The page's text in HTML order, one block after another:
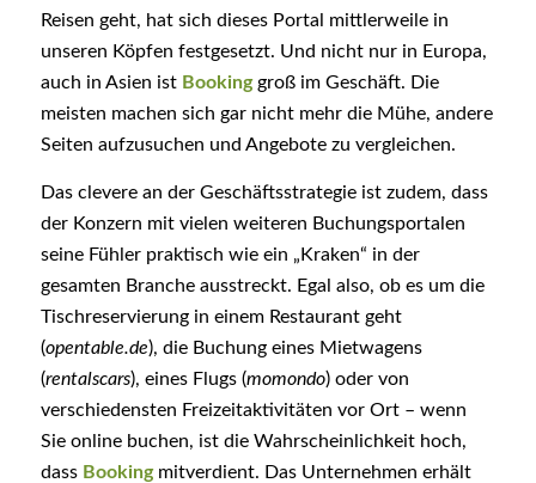
Reisen geht, hat sich dieses Portal mittlerweile in
unseren Köpfen festgesetzt. Und nicht nur in Europa,
auch in Asien ist Bookinggroß im Geschäft. Die
meisten machen sich gar nicht mehr die Mühe, andere
Seiten aufzusuchen und Angebote zu vergleichen.
Das clevere an der Geschäftsstrategie ist zudem, dass
der Konzern mit vielen weiteren Buchungsportalen
seine Fühler praktisch wie ein „Kraken“ in der
gesamten Branche ausstreckt. Egal also, ob es um die
Tischreservierung in einem Restaurant geht
(opentable.de), die Buchung eines Mietwagens
(rentalscars), eines Flugs (momondo) oder von
verschiedensten Freizeitaktivitäten vor Ort – wenn
Sie online buchen, ist die Wahrscheinlichkeit hoch,
dass Bookingmitverdient. Das Unternehmen erhält